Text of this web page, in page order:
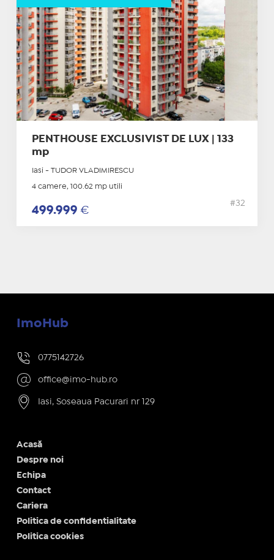
PENTHOUSE EXCLUSIVIST DE LUX | 133
mp
Iasi - TUDOR VLADIMIRESCU
4 camere, 100.62 mp utili
499.999 €
#32
ImoHub
0775142726
office@imo-hub.ro
Iasi, Soseaua Pacurari nr 129
Acasă
Despre noi
Echipa
Contact
Cariera
Politica de confidentialitate
Politica cookies